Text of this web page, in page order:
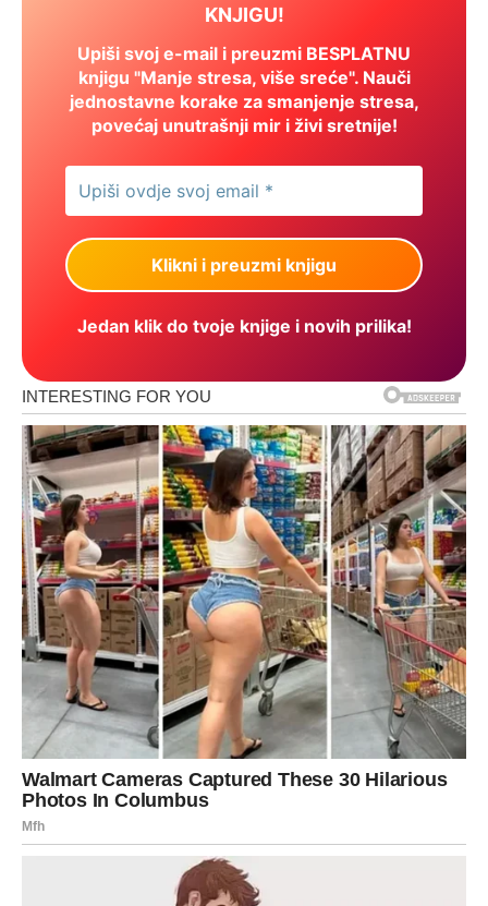
KNJIGU!
Upiši svoj e-mail i preuzmi BESPLATNU
knjigu "Manje stresa, više sreće". Nauči
jednostavne korake za smanjenje stresa,
povećaj unutrašnji mir i živi sretnije!
Jedan klik do tvoje knjige i novih prilika!